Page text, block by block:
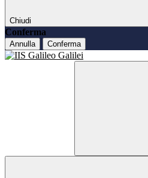
Chiudi
Conferma
Annulla Conferma